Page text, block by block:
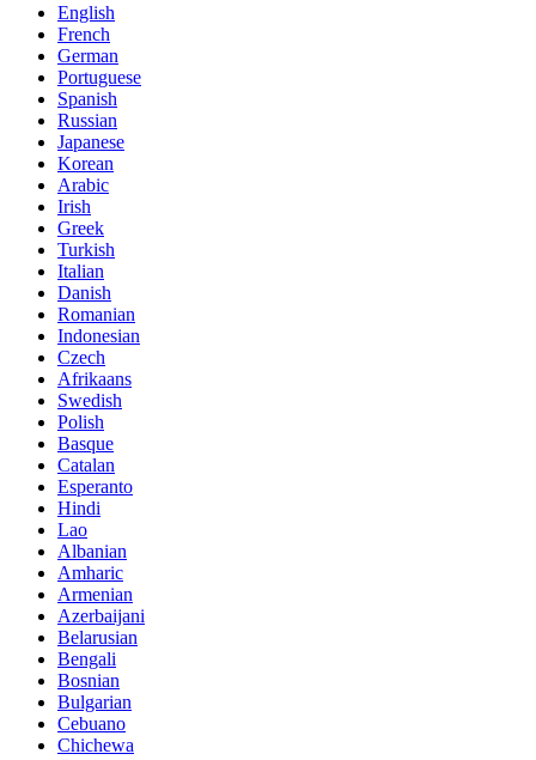
English
French
German
Portuguese
Spanish
Russian
Japanese
Korean
Arabic
Irish
Greek
Turkish
Italian
Danish
Romanian
Indonesian
Czech
Afrikaans
Swedish
Polish
Basque
Catalan
Esperanto
Hindi
Lao
Albanian
Amharic
Armenian
Azerbaijani
Belarusian
Bengali
Bosnian
Bulgarian
Cebuano
Chichewa